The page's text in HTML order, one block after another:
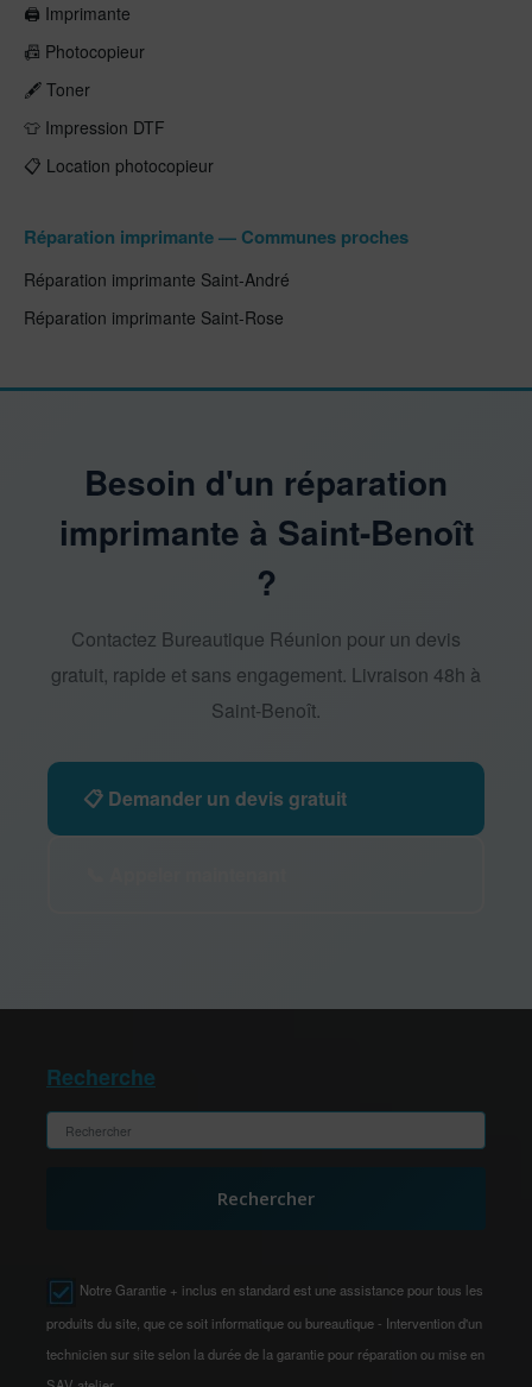
🖨️ Imprimante
📠 Photocopieur
🖋️ Toner
👕 Impression DTF
📋 Location photocopieur
Réparation imprimante — Communes proches
Réparation imprimante Saint-André
Réparation imprimante Saint-Rose
Besoin d'un réparation
imprimante à Saint-Benoît
?
Contactez Bureautique Réunion pour un devis
gratuit, rapide et sans engagement. Livraison 48h à
Saint-Benoît.
📋 Demander un devis gratuit
Recherche
Rechercher
Notre Garantie + inclus en standard est une assistance pour tous les
produits du site, que ce soit informatique ou bureautique - Intervention d'un
technicien sur site selon la durée de la garantie pour réparation ou mise en